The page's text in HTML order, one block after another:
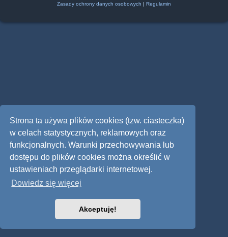
Strona ta używa plików cookies (tzw. ciasteczka)
w celach statystycznych, reklamowych oraz
funkcjonalnych. Warunki przechowywania lub
dostępu do plików cookies można określić w
ustawieniach przeglądarki internetowej.
Dowiedz się więcej
Akceptuję!
Zasady ochrony danych osobowych | Regulamin